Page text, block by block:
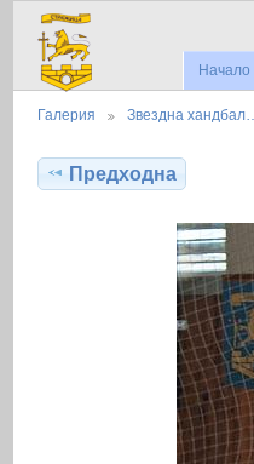
Начало
Галерия Звездна хандбал…
Предходна